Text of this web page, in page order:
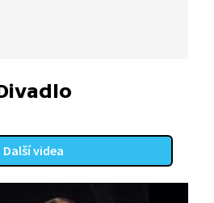
divadla a jejich vývoji
Další videa